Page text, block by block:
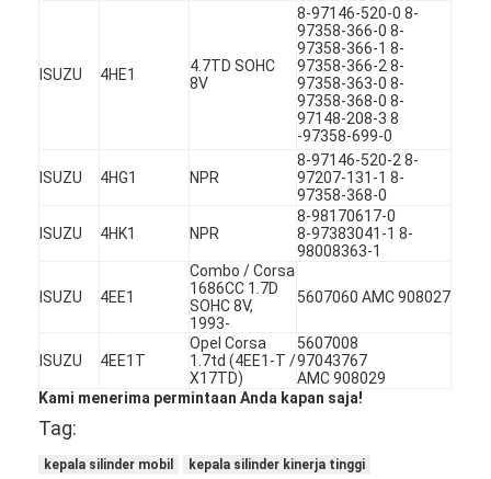
Hubungi Kami
Blok Cylinder Engine
ISUZU 4HE1
4.7TD SOHC
8V
8-97146-520-0 8-
97358-366-0 8-
97358-366-1 8-
97358-366-2 8-
97358-363-0 8-
97358-368-0 8-
97148-208-3 8
-97358-699-0
ISUZU 4HG1 NPR
8-97146-520-2 8-
97207-131-1 8-
97358-368-0
ISUZU 4HK1 NPR
8-98170617-0
8-97383041-1 8-
98008363-1
ISUZU 4EE1
Combo / Corsa
1686CC 1.7D
SOHC 8V,
1993-
5607060 AMC 908027
ISUZU 4EE1T
Opel Corsa
1.7td (4EE1-T /
X17TD)
5607008
97043767
AMC 908029
Kami menerima permintaan Anda kapan saja!
Tag:
kepala silinder mobil
kepala silinder kinerja tinggi